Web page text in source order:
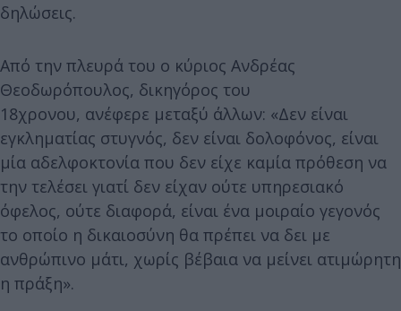
δηλώσεις.
Από την πλευρά του ο κύριος Ανδρέας
Θεοδωρόπουλος, δικηγόρος του
18χρονου, ανέφερε μεταξύ άλλων: «Δεν είναι
εγκληματίας στυγνός, δεν είναι δολοφόνος, είναι
μία αδελφοκτονία που δεν είχε καμία πρόθεση να
την τελέσει γιατί δεν είχαν ούτε υπηρεσιακό
όφελος, ούτε διαφορά, είναι ένα μοιραίο γεγονός
το οποίο η δικαιοσύνη θα πρέπει να δει με
ανθρώπινο μάτι, χωρίς βέβαια να μείνει ατιμώρητη
η πράξη».